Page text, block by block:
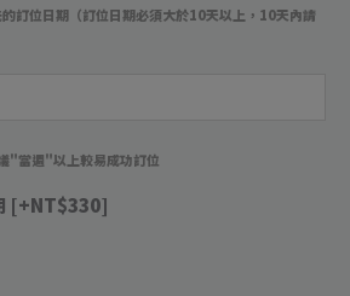
訂位日期（訂位日期必須大於10天以上，10天內請
"當週"以上較易成功訂位
[+NT$330]